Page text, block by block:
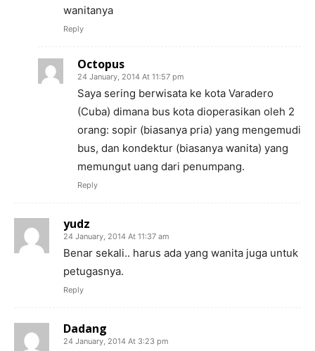
wanitanya
Reply
Octopus
24 January, 2014 At 11:57 pm
Saya sering berwisata ke kota Varadero
(Cuba) dimana bus kota dioperasikan oleh 2
orang: sopir (biasanya pria) yang mengemudi
bus, dan kondektur (biasanya wanita) yang
memungut uang dari penumpang.
Reply
yudz
24 January, 2014 At 11:37 am
Benar sekali.. harus ada yang wanita juga untuk
petugasnya.
Reply
Dadang
24 January, 2014 At 3:23 pm